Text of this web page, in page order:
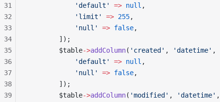
            'default'
=> null ,
            'limit'
=> 255,
            'null'
=> false,
        ]);
        $table
->addColumn( 'created' , 'datetime' ,
            'default'
=> null ,
            'null'
=> false,
        ]);
        $table
->addColumn( 'modified' , 'datetime'
31
32
33
34
35
36
37
38
39